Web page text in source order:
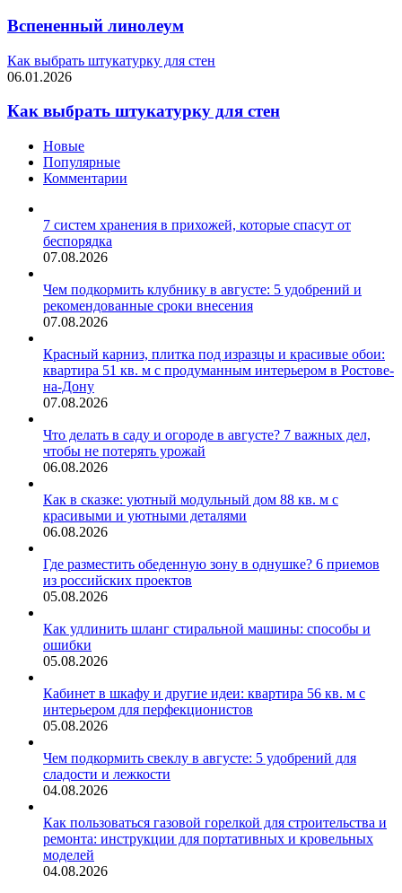
Вспененный линолеум
Как выбрать штукатурку для стен
06.01.2026
Как выбрать штукатурку для стен
Новые
Популярные
Комментарии
7 систем хранения в прихожей, которые спасут от
беспорядка
07.08.2026
Чем подкормить клубнику в августе: 5 удобрений и
рекомендованные сроки внесения
07.08.2026
Красный карниз, плитка под изразцы и красивые обои:
квартира 51 кв. м с продуманным интерьером в Ростове-
на-Дону
07.08.2026
Что делать в саду и огороде в августе? 7 важных дел,
чтобы не потерять урожай
06.08.2026
Как в сказке: уютный модульный дом 88 кв. м с
красивыми и уютными деталями
06.08.2026
Где разместить обеденную зону в однушке? 6 приемов
из российских проектов
05.08.2026
Как удлинить шланг стиральной машины: способы и
ошибки
05.08.2026
Кабинет в шкафу и другие идеи: квартира 56 кв. м с
интерьером для перфекционистов
05.08.2026
Чем подкормить свеклу в августе: 5 удобрений для
сладости и лежкости
04.08.2026
Как пользоваться газовой горелкой для строительства и
ремонта: инструкции для портативных и кровельных
моделей
04.08.2026